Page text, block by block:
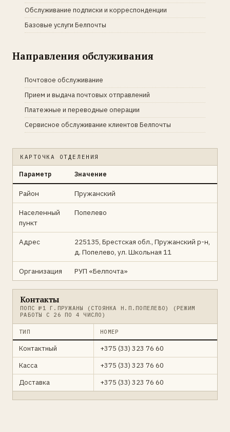
Обслуживание подписки и корреспонденции
Базовые услуги Белпочты
Направления обслуживания
Почтовое обслуживание
Прием и выдача почтовых отправлений
Платежные и переводные операции
Сервисное обслуживание клиентов Белпочты
КАРТОЧКА ОТДЕЛЕНИЯ
Параметр Значение
Район Пружанский
Населенный
пункт
Попелево
Адрес
225135, Брестская обл., Пружанский р-н,
д. Попелево, ул. Школьная 11
Организация РУП «Белпочта»
Контакты
ПОПС №1 Г.ПРУЖАНЫ (СТОЯНКА Н.П.ПОПЕЛЕВО) (РЕЖИМ
РАБОТЫ С 26 ПО 4 ЧИСЛО)
ТИП НОМЕР
Контактный
+375 (33) 323 76 60
Касса
+375 (33) 323 76 60
Доставка
+375 (33) 323 76 60